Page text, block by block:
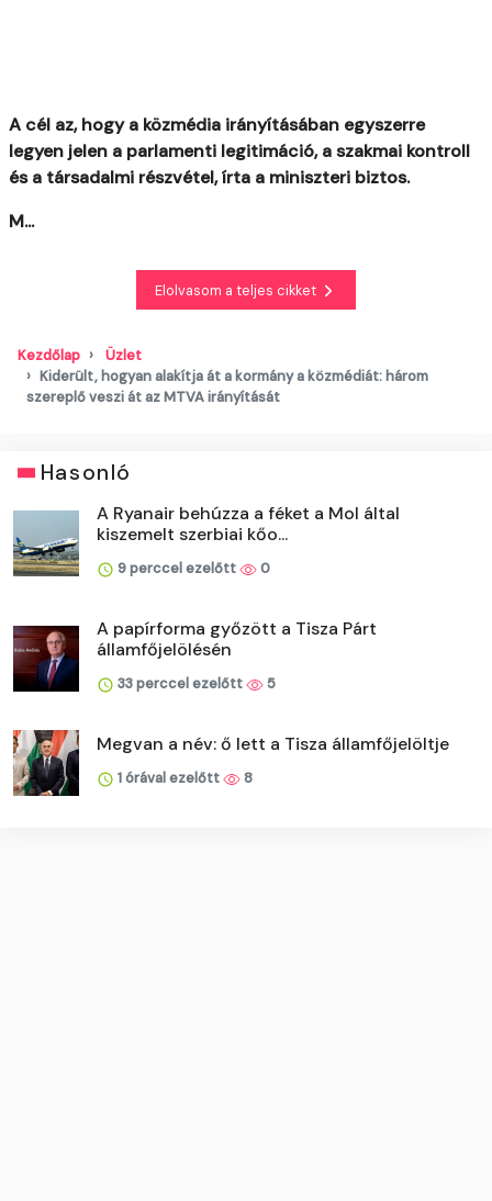
A cél az, hogy a közmédia irányításában egyszerre
legyen jelen a parlamenti legitimáció, a szakmai kontroll
és a társadalmi részvétel, írta a miniszteri biztos.
M...
Elolvasom a teljes cikket
Kezdőlap
Üzlet
Kiderült, hogyan alakítja át a kormány a közmédiát: három
szereplő veszi át az MTVA irányítását
Hasonló
A Ryanair behúzza a féket a Mol által
kiszemelt szerbiai kőo...
9 perccel ezelőtt 0
A papírforma győzött a Tisza Párt
államfőjelölésén
33 perccel ezelőtt 5
Megvan a név: ő lett a Tisza államfőjelöltje
1 órával ezelőtt 8